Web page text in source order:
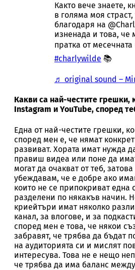
Както вече знаете,
в голяма моя
благодаря на
изненада и това, че
пратка от
#charlywilde 📚
♬ original sound –
Какви са най-честите грешки,
Instagram и YouTube, според
Една от най-честите грешки,
според мен е, че нямат
развиват. Хората имат нужда
правиш видеа или поне да
могат да очакват от теб,
убеждавам, че е добре ако
които не се припокриват една
разделени по някакъв начин.
криейтъри имат няколко
канал, за влогове, и за
според мен е това, че някои
забравят, че трябва да бъдат
на аудиторията си и мислят
интересува. Това не е нещо
че трябва да има баланс